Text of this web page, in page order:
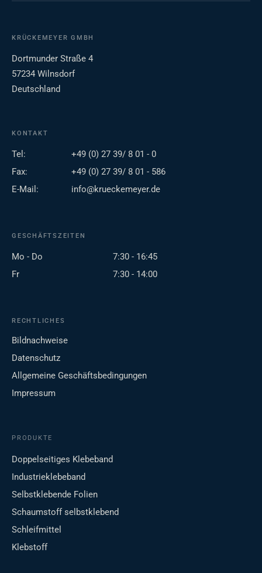
KRÜCKEMEYER GMBH
Dortmunder Straße 4
57234 Wilnsdorf
Deutschland
KONTAKT
Tel:
+49 (0) 27 39/ 8 01 - 0
Fax:
+49 (0) 27 39/ 8 01 - 586
E-Mail:
info@krueckemeyer.de
GESCHÄFTSZEITEN
Mo - Do
7:30 - 16:45
Fr
7:30 - 14:00
RECHTLICHES
Bildnachweise
Datenschutz
Allgemeine Geschäftsbedingungen
Impressum
PRODUKTE
Doppelseitiges Klebeband
Industrieklebeband
Selbstklebende Folien
Schaumstoff selbstklebend
Schleifmittel
Klebstoff